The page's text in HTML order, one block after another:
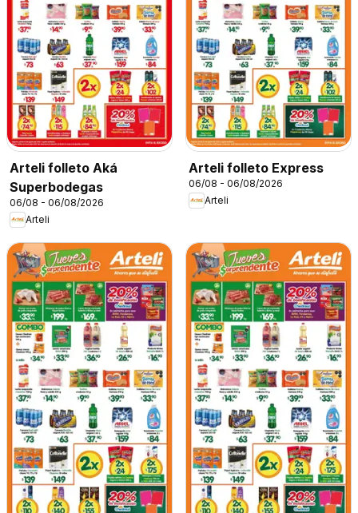
Arteli folleto Aká
Superbodegas
06/08 - 06/08/2026
Arteli
Arteli folleto Express
06/08 - 06/08/2026
Arteli